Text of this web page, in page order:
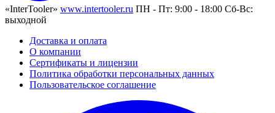
«InterTooler» www.intertooler.ru ПН - Пт: 9:00 - 18:00 Сб-Вс:
выходной
Доставка и оплата
О компании
Сертификаты и лицензии
Политика обработки персональных данных
Пользовательское соглашение